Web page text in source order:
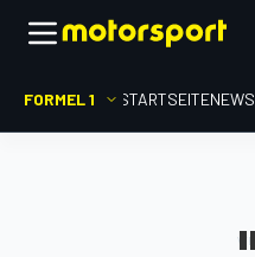
FORMEL 1 STARTSEITENEWS